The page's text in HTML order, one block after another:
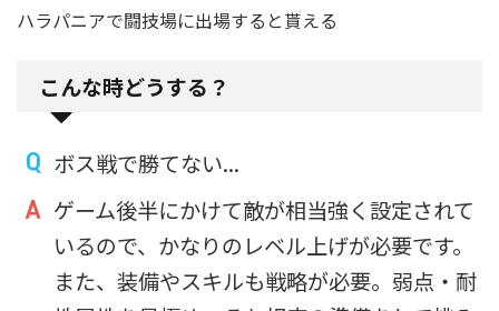
ハラパニアで闘技場に出場すると貰える
こんな時どうする？
ボス戦で勝てない...
ゲーム後半にかけて敵が相当強く設定されて
いるので、かなりのレベル上げが必要です。
また、装備やスキルも戦略が必要。弱点・耐